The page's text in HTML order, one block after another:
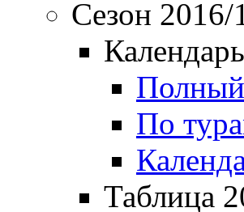
Сезон 2016/
Полный
По
Таблица